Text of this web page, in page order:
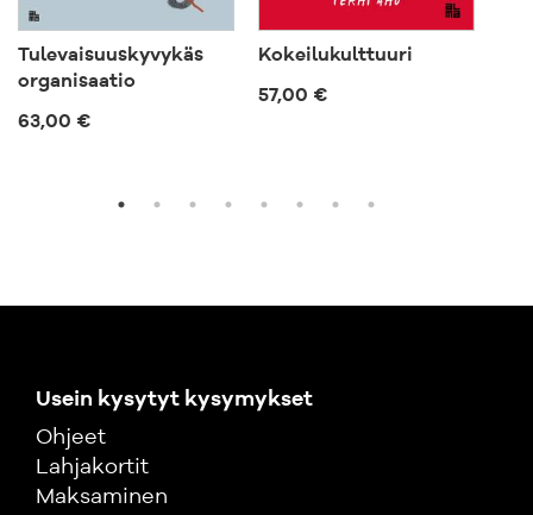
Tulevaisuuskyvykäs
organisaatio
63,00 €
Kokeilukulttuuri
57,00 €
Usein kysytyt kysymykset
Ohjeet
Lahjakortit
Maksaminen